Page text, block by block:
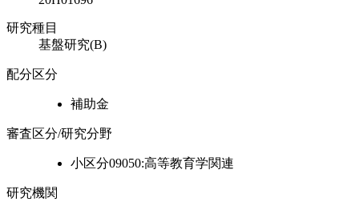
研究種目
基盤研究(B)
配分区分
補助金
審査区分/研究分野
小区分09050:高等教育学関連
研究機関